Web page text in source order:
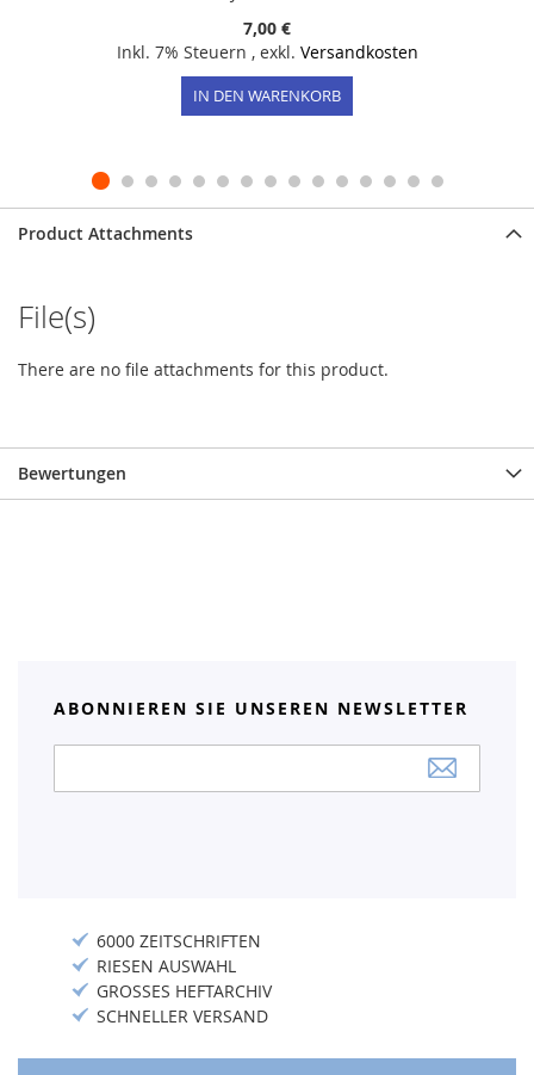
7,00 €
Inkl. 7% Steuern , exkl. Versandkosten
IN DEN WARENKORB
Product Attachments
File(s)
There are no file attachments for this product.
Bewertungen
ABONNIEREN SIE UNSEREN NEWSLETTER
Newsletter:
6000 ZEITSCHRIFTEN
RIESEN AUSWAHL
GROSSES HEFTARCHIV
SCHNELLER VERSAND